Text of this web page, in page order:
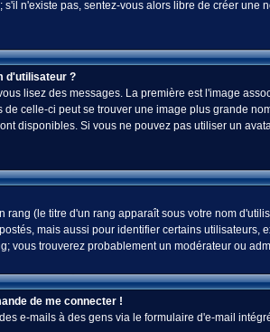
n'existe pas, sentez-vous alors libre de créer
d'utilisateur ?
lisez des messages. La première est l'image
celle-ci peut se trouver une image plus grande
disponibles. Si vous ne pouvez pas utiliser un
(le titre d'un rang apparaît sous votre nom
mais aussi pour identifier certains
vous trouverez probablement un modérateur ou
de me connecter !
e-mails à des gens via le formulaire d'e-mail